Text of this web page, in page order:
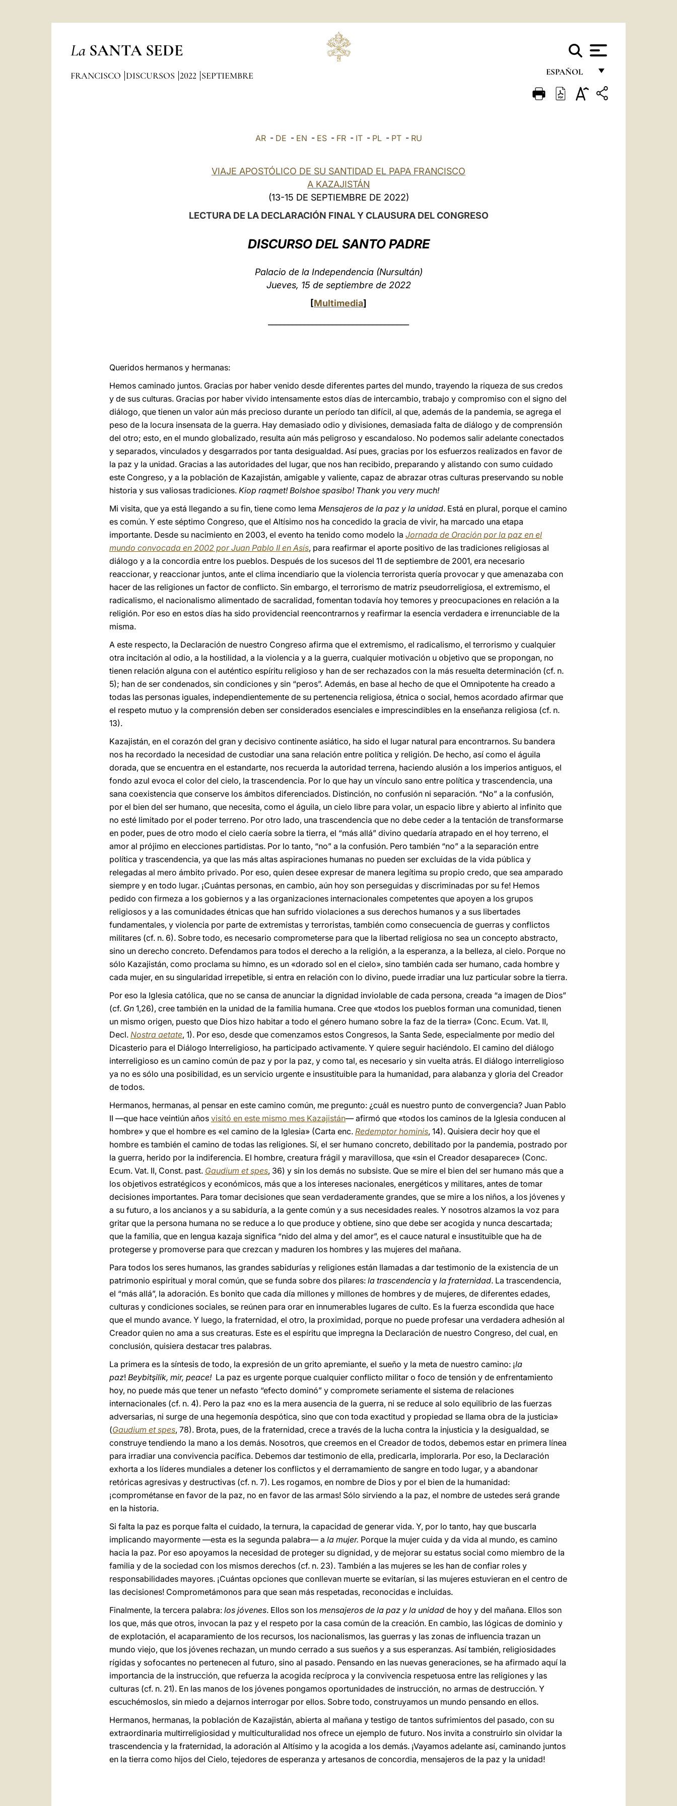
La SANTA SEDE
ESPAÑOL
FRANÇAIS
FRANCISCO DISCURSOS 2022 SEPTIEMBRE
AR- DE - EN - ES- FR- IT- PL- PT- RU
VIAJE APOSTÓLICO DE SU SANTIDAD EL PAPA FRANCISCO
A KAZAJISTÁN
(13-15 DE SEPTIEMBRE DE 2022)
LECTURA DE LA DECLARACIÓN FINAL Y CLAUSURA DEL CONGRESO
DISCURSO DEL SANTO PADRE
Palacio de la Independencia (Nursultán)
Jueves, 15 de septiembre de 2022
[Multimedia]
Queridos hermanos y hermanas:
Hemos caminado juntos. Gracias por haber venido desde diferentes partes del mundo, trayendo la riqueza de sus credos
y de sus culturas. Gracias por haber vivido intensamente estos días de intercambio, trabajo y compromiso con el signo del
diálogo, que tienen un valor aún más precioso durante un período tan difícil, al que, además de la pandemia, se agrega el
peso de la locura insensata de la guerra. Hay demasiado odio y divisiones, demasiada falta de diálogo y de comprensión
del otro; esto, en el mundo globalizado, resulta aún más peligroso y escandaloso. No podemos salir adelante conectados
y separados, vinculados y desgarrados por tanta desigualdad. Así pues, gracias por los esfuerzos realizados en favor de
la paz y la unidad. Gracias a las autoridades del lugar, que nos han recibido, preparando y alistando con sumo cuidado
este Congreso, y a la población de Kazajistán, amigable y valiente, capaz de abrazar otras culturas preservando su noble
historia y sus valiosas tradiciones. Kiop raqmet! Bolshoe spasibo! Thank you very much!
Mi visita, que ya está llegando a su fin, tiene como lema Mensajeros de la paz y la unidad. Está en plural, porque el camino
es común. Y este séptimo Congreso, que el Altísimo nos ha concedido la gracia de vivir, ha marcado una etapa
importante. Desde su nacimiento en 2003, el evento ha tenido como modelo la Jornada de Oración por la paz en el
mundo convocada en 2002 por Juan Pablo II en Asís, para reafirmar el aporte positivo de las tradiciones religiosas al
diálogo y a la concordia entre los pueblos. Después de los sucesos del 11 de septiembre de 2001, era necesario
reaccionar, y reaccionar juntos, ante el clima incendiario que la violencia terrorista quería provocar y que amenazaba con
hacer de las religiones un factor de conflicto. Sin embargo, el terrorismo de matriz pseudorreligiosa, el extremismo, el
radicalismo, el nacionalismo alimentado de sacralidad, fomentan todavía hoy temores y preocupaciones en relación a la
religión. Por eso en estos días ha sido providencial reencontrarnos y reafirmar la esencia verdadera e irrenunciable de la
misma.
A este respecto, la Declaración de nuestro Congreso afirma que el extremismo, el radicalismo, el terrorismo y cualquier
otra incitación al odio, a la hostilidad, a la violencia y a la guerra, cualquier motivación u objetivo que se propongan, no
tienen relación alguna con el auténtico espíritu religioso y han de ser rechazados con la más resuelta determinación (cf. n.
5); han de ser condenados, sin condiciones y sin “peros”. Además, en base al hecho de que el Omnipotente ha creado a
todas las personas iguales, independientemente de su pertenencia religiosa, étnica o social, hemos acordado afirmar que
el respeto mutuo y la comprensión deben ser considerados esenciales e imprescindibles en la enseñanza religiosa (cf. n.
13).
Kazajistán, en el corazón del gran y decisivo continente asiático, ha sido el lugar natural para encontrarnos. Su bandera
nos ha recordado la necesidad de custodiar una sana relación entre política y religión. De hecho, así como el águila
dorada, que se encuentra en el estandarte, nos recuerda la autoridad terrena, haciendo alusión a los imperios antiguos, el
fondo azul evoca el color del cielo, la trascendencia. Por lo que hay un vínculo sano entre política y trascendencia, una
sana coexistencia que conserve los ámbitos diferenciados. Distinción, no confusión ni separación. “No” a la confusión,
por el bien del ser humano, que necesita, como el águila, un cielo libre para volar, un espacio libre y abierto al infinito que
no esté limitado por el poder terreno. Por otro lado, una trascendencia que no debe ceder a la tentación de transformarse
en poder, pues de otro modo el cielo caería sobre la tierra, el “más allá” divino quedaría atrapado en el hoy terreno, el
amor al prójimo en elecciones partidistas. Por lo tanto, “no” a la confusión. Pero también “no” a la separación entre
política y trascendencia, ya que las más altas aspiraciones humanas no pueden ser excluidas de la vida pública y
relegadas al mero ámbito privado. Por eso, quien desee expresar de manera legítima su propio credo, que sea amparado
siempre y en todo lugar. ¡Cuántas personas, en cambio, aún hoy son perseguidas y discriminadas por su fe! Hemos
pedido con firmeza a los gobiernos y a las organizaciones internacionales competentes que apoyen a los grupos
religiosos y a las comunidades étnicas que han sufrido violaciones a sus derechos humanos y a sus libertades
fundamentales, y violencia por parte de extremistas y terroristas, también como consecuencia de guerras y conflictos
militares (cf. n. 6). Sobre todo, es necesario comprometerse para que la libertad religiosa no sea un concepto abstracto,
sino un derecho concreto. Defendamos para todos el derecho a la religión, a la esperanza, a la belleza, al cielo. Porque no
sólo Kazajistán, como proclama su himno, es un «dorado sol en el cielo», sino también cada ser humano, cada hombre y
cada mujer, en su singularidad irrepetible, si entra en relación con lo divino, puede irradiar una luz particular sobre la tierra.
Por eso la Iglesia católica, que no se cansa de anunciar la dignidad inviolable de cada persona, creada “a imagen de Dios”
(cf. Gn 1,26), cree también en la unidad de la familia humana. Cree que «todos los pueblos forman una comunidad, tienen
un mismo origen, puesto que Dios hizo habitar a todo el género humano sobre la faz de la tierra» (Conc. Ecum. Vat. II,
Decl. Nostra aetate, 1). Por eso, desde que comenzamos estos Congresos, la Santa Sede, especialmente por medio del
Dicasterio para el Diálogo Interreligioso, ha participado activamente. Y quiere seguir haciéndolo. El camino del diálogo
interreligioso es un camino común de paz y por la paz, y como tal, es necesario y sin vuelta atrás. El diálogo interreligioso
ya no es sólo una posibilidad, es un servicio urgente e insustituible para la humanidad, para alabanza y gloria del Creador
de todos.
Hermanos, hermanas, al pensar en este camino común, me pregunto: ¿cuál es nuestro punto de convergencia? Juan Pablo
II —que hace veintiún años visitó en este mismo mes Kazajistán— afirmó que «todos los caminos de la Iglesia conducen al
hombre» y que el hombre es «el camino de la Iglesia» (Carta enc. Redemptor hominis, 14). Quisiera decir hoy que el
hombre es también el camino de todas las religiones. Sí, el ser humano concreto, debilitado por la pandemia, postrado por
la guerra, herido por la indiferencia. El hombre, creatura frágil y maravillosa, que «sin el Creador desaparece» (Conc.
Ecum. Vat. II, Const. past. Gaudium et spes, 36) y sin los demás no subsiste. Que se mire el bien del ser humano más que a
los objetivos estratégicos y económicos, más que a los intereses nacionales, energéticos y militares, antes de tomar
decisiones importantes. Para tomar decisiones que sean verdaderamente grandes, que se mire a los niños, a los jóvenes y
a su futuro, a los ancianos y a su sabiduría, a la gente común y a sus necesidades reales. Y nosotros alzamos la voz para
gritar que la persona humana no se reduce a lo que produce y obtiene, sino que debe ser acogida y nunca descartada;
que la familia, que en lengua kazaja significa “nido del alma y del amor”, es el cauce natural e insustituible que ha de
protegerse y promoverse para que crezcan y maduren los hombres y las mujeres del mañana.
Para todos los seres humanos, las grandes sabidurías y religiones están llamadas a dar testimonio de la existencia de un
patrimonio espiritual y moral común, que se funda sobre dos pilares: la trascendencia y la fraternidad. La trascendencia,
el “más allá”, la adoración. Es bonito que cada día millones y millones de hombres y de mujeres, de diferentes edades,
culturas y condiciones sociales, se reúnen para orar en innumerables lugares de culto. Es la fuerza escondida que hace
que el mundo avance. Y luego, la fraternidad, el otro, la proximidad, porque no puede profesar una verdadera adhesión al
Creador quien no ama a sus creaturas. Este es el espíritu que impregna la Declaración de nuestro Congreso, del cual, en
conclusión, quisiera destacar tres palabras.
La primera es la síntesis de todo, la expresión de un grito apremiante, el sueño y la meta de nuestro camino: ¡la
paz! Beybitşilik, mir, peace! La paz es urgente porque cualquier conflicto militar o foco de tensión y de enfrentamiento
hoy, no puede más que tener un nefasto “efecto dominó” y compromete seriamente el sistema de relaciones
internacionales (cf. n. 4). Pero la paz «no es la mera ausencia de la guerra, ni se reduce al solo equilibrio de las fuerzas
adversarias, ni surge de una hegemonía despótica, sino que con toda exactitud y propiedad se llama obra de la justicia»
(Gaudium et spes, 78). Brota, pues, de la fraternidad, crece a través de la lucha contra la injusticia y la desigualdad, se
construye tendiendo la mano a los demás. Nosotros, que creemos en el Creador de todos, debemos estar en primera línea
para irradiar una convivencia pacífica. Debemos dar testimonio de ella, predicarla, implorarla. Por eso, la Declaración
exhorta a los líderes mundiales a detener los conflictos y el derramamiento de sangre en todo lugar, y a abandonar
retóricas agresivas y destructivas (cf. n. 7). Les rogamos, en nombre de Dios y por el bien de la humanidad:
¡comprométanse en favor de la paz, no en favor de las armas! Sólo sirviendo a la paz, el nombre de ustedes será grande
en la historia.
Si falta la paz es porque falta el cuidado, la ternura, la capacidad de generar vida. Y, por lo tanto, hay que buscarla
implicando mayormente —esta es la segunda palabra— a la mujer. Porque la mujer cuida y da vida al mundo, es camino
hacia la paz. Por eso apoyamos la necesidad de proteger su dignidad, y de mejorar su estatus social como miembro de la
familia y de la sociedad con los mismos derechos (cf. n. 23). También a las mujeres se les han de confiar roles y
responsabilidades mayores. ¡Cuántas opciones que conllevan muerte se evitarían, si las mujeres estuvieran en el centro de
las decisiones! Comprometámonos para que sean más respetadas, reconocidas e incluidas.
Finalmente, la tercera palabra: los jóvenes. Ellos son los mensajeros de la paz y la unidad de hoy y del mañana. Ellos son
los que, más que otros, invocan la paz y el respeto por la casa común de la creación. En cambio, las lógicas de dominio y
de explotación, el acaparamiento de los recursos, los nacionalismos, las guerras y las zonas de influencia trazan un
mundo viejo, que los jóvenes rechazan, un mundo cerrado a sus sueños y a sus esperanzas. Así también, religiosidades
rígidas y sofocantes no pertenecen al futuro, sino al pasado. Pensando en las nuevas generaciones, se ha afirmado aquí la
importancia de la instrucción, que refuerza la acogida recíproca y la convivencia respetuosa entre las religiones y las
culturas (cf. n. 21). En las manos de los jóvenes pongamos oportunidades de instrucción, no armas de destrucción. Y
escuchémoslos, sin miedo a dejarnos interrogar por ellos. Sobre todo, construyamos un mundo pensando en ellos.
Hermanos, hermanas, la población de Kazajistán, abierta al mañana y testigo de tantos sufrimientos del pasado, con su
extraordinaria multirreligiosidad y multiculturalidad nos ofrece un ejemplo de futuro. Nos invita a construirlo sin olvidar la
trascendencia y la fraternidad, la adoración al Altísimo y la acogida a los demás. ¡Vayamos adelante así, caminando juntos
en la tierra como hijos del Cielo, tejedores de esperanza y artesanos de concordia, mensajeros de la paz y la unidad!